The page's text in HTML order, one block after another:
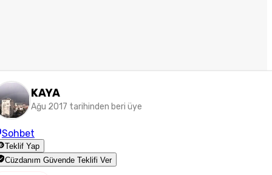
KAYA
Ağu 2017 tarihinden beri üye
Sohbet
Teklif Yap
Cüzdanım Güvende Teklifi Ver